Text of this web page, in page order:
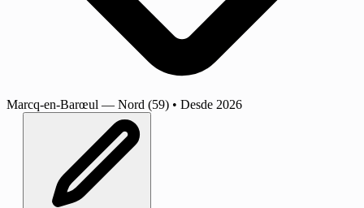
Marcq-en-Barœul — Nord (59) • Desde 2026